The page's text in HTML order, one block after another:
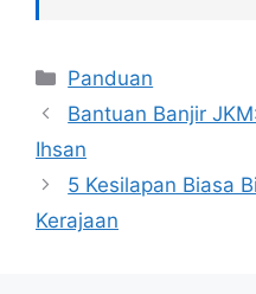
Categories
Panduan
Bantuan Banjir
Ihsan
5 Kesilapan Biasa
Kerajaan